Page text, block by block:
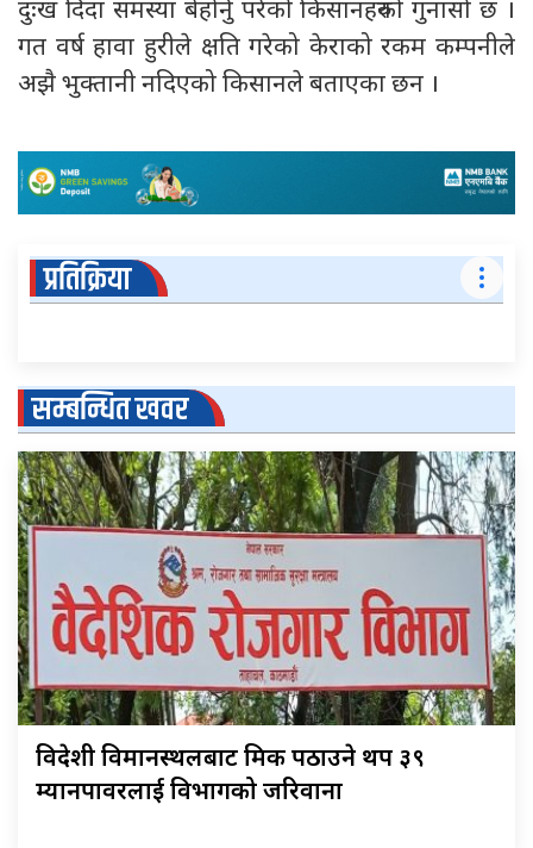
दुःख दिँदा समस्या बेहोर्नु परेको किसानहरुको गुनासो छ ।
गत वर्ष हावा हुरीले क्षति गरेको केराको रकम कम्पनीले
अझै भुक्तानी नदिएको किसानले बताएका छन ।
प्रतिक्रिया
सम्बन्धित खवर
विदेशी विमानस्थलबाट श्रमिक पठाउने थप ३९
म्यानपावरलाई विभागको जरिवाना